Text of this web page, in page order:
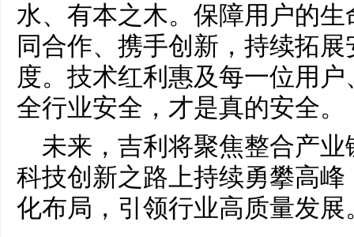
水、有本之木。保障用户的
同合作、携手创新，持续拓
度。技术红利惠及每一位用
全行业安全，才是真的安全。
未来，吉利将聚焦整合产
科技创新之路上持续勇攀高
化布局，引领行业高质量发展